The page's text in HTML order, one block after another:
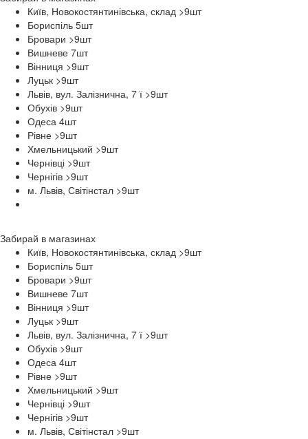
Київ, Новокостянтинівська, склад >9шт
Бориспіль 5шт
Бровари >9шт
Вишневе 7шт
Вінниця >9шт
Луцьк >9шт
Львів, вул. Залізнична, 7 ї >9шт
Обухів >9шт
Одеса 4шт
Рівне >9шт
Хмельницький >9шт
Чернівці >9шт
Чернігів >9шт
м. Львів, Світінстал >9шт
Забирай в магазинах
Київ, Новокостянтинівська, склад >9шт
Бориспіль 5шт
Бровари >9шт
Вишневе 7шт
Вінниця >9шт
Луцьк >9шт
Львів, вул. Залізнична, 7 ї >9шт
Обухів >9шт
Одеса 4шт
Рівне >9шт
Хмельницький >9шт
Чернівці >9шт
Чернігів >9шт
м. Львів, Світінстал >9шт